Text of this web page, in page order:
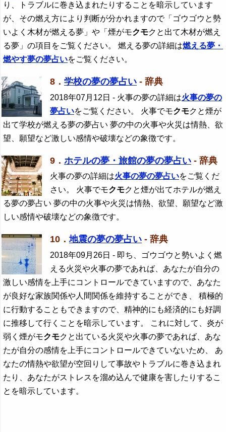
り、トラブルに巻き込まれたりすることを暗示しています
が、その燃え方により判断が分かれますので「ゴウゴウと勢
いよく木材が燃える夢」や「煙がモクモクと出て木材が燃え
る夢」の項目をご覧ください。 燃える夢の詳細は燃える夢・
燃やす夢の夢占いをご覧ください。
8． 学校の夢の夢占い - 辞典
2018年07月12日 - 火事の夢の詳細は火事の夢の
夢占いをご覧ください。 火事でモクモクと煙が
出て学校が燃える夢の夢占い 夢の中の火事や火災は情熱、欲
望、願望など激しい感情や破壊などの象徴です。
9． ホテルの夢・旅館の夢の夢占い - 辞典
火事の夢の詳細は火事の夢の夢占いをご覧くだ
さい。 火事でモクモクと煙が出てホテルが燃え
る夢の夢占い 夢の中の火事や火災は情熱、欲望、願望など激
しい感情や破壊などの象徴です。
10．地震の夢の夢占い - 辞典
2018年09月26日 - 即ち、ゴウゴウと勢いよく燃
える火災や火事の夢であれば、あなたが自分の
激しい感情を上手にコントロールできていますので、あなた
が良好な家族関係や人間関係を維持することができ、 積極的
に行動することもできますので、精神的にも経済的にも好調
に推移して行くことを暗示しています。 これに対して、炎が
弱く煙がモクモクと出ている火災や火事の夢であれば、あな
たが自分の感情を上手にコントロールできていないため、 あ
なたの情熱や欲望が空回りして事故やトラブルに巻き込まれ
たり、あなたがストレスを溜め込んで健康を害したりするこ
とを暗示しています。